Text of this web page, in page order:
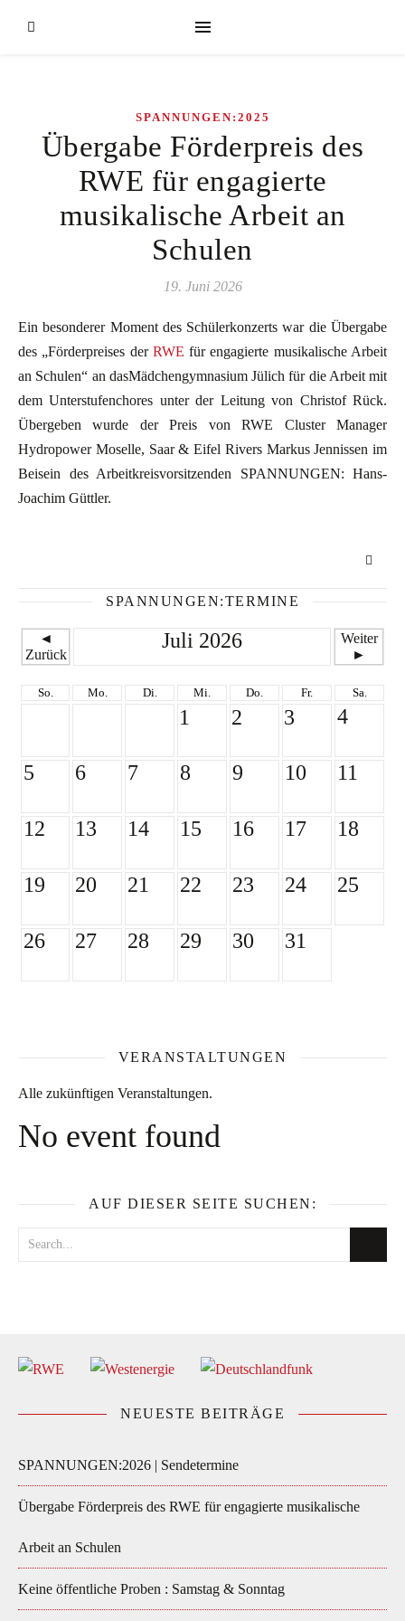
SPANNUNGEN:2025
Übergabe Förderpreis des
RWE für engagierte
musikalische Arbeit an
Schulen
19. Juni 2026
Ein besonderer Moment des Schülerkonzerts war die Übergabe
des „Förderpreises der RWE für engagierte musikalische Arbeit
an Schulen“ an dasMädchengymnasium Jülich für die Arbeit mit
dem Unterstufenchores unter der Leitung von Christof Rück.
Übergeben wurde der Preis von RWE Cluster Manager
Hydropower Moselle, Saar & Eifel Rivers Markus Jennissen im
Beisein des Arbeitkreisvorsitzenden SPANNUNGEN: Hans-
Joachim Güttler.
SPANNUNGEN:TERMINE
◄
Zurück
Juli 2026
Weiter
►
So. Mo. Di. Mi. Do. Fr. Sa.
1 2 3 4
5 6 7 8 9 10 11
12 13 14 15 16 17 18
19 20 21 22 23 24 25
26 27 28 29 30 31
VERANSTALTUNGEN
Alle zukünftigen Veranstaltungen.
No event found
AUF DIESER SEITE SUCHEN:
NEUESTE BEITRÄGE
SPANNUNGEN:2026 | Sendetermine
Übergabe Förderpreis des RWE für engagierte musikalische
Arbeit an Schulen
Keine öffentliche Proben : Samstag & Sonntag